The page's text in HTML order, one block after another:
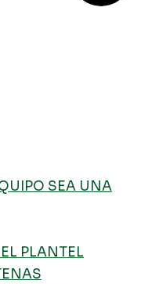
SEA UNA
PLANTEL